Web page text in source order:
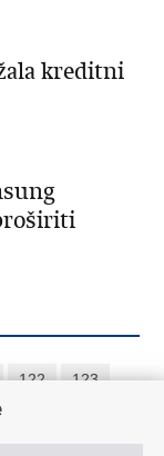
kreditni
122
123
»